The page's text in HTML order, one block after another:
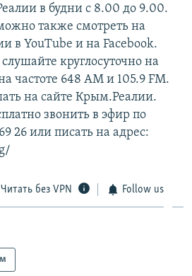
в будни с 8.00 до 9.00.
также смотреть на
в YouTube и на Facebook.
круглосуточно на
частоте 648 АМ и 105.9 FМ.
на сайте Крым.Реалии.
звонить в эфир по
26 или писать на адрес:
Читать без VPN Follow us